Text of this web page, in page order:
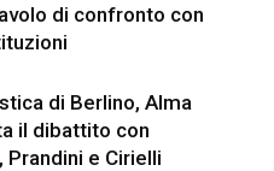
di confronto con
di Berlino, Alma
il dibattito con
Prandini e Cirielli